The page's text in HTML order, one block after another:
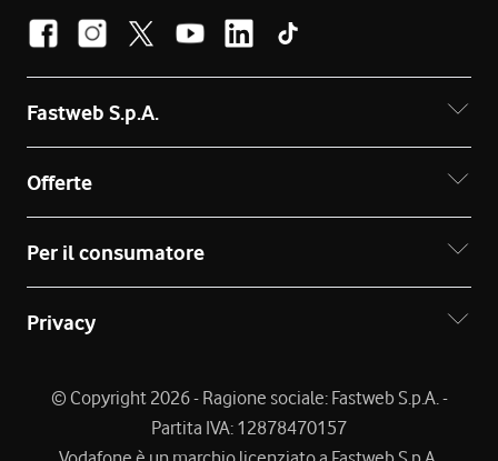
Fastweb S.p.A.
Offerte
Per il consumatore
Privacy
© Copyright 2026 - Ragione sociale: Fastweb S.p.A. -
Partita IVA: 12878470157